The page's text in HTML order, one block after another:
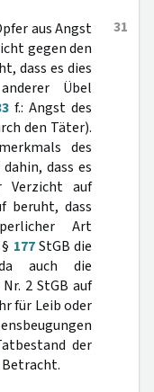
31
aus Angst
gegen den
dass es dies
Übel
f.: Angst des
den Täter).
des
dass es
Verzicht auf
beruht, dass
Art
177StGB die
auch die
2 StGB auf
für Leib oder
der
Betracht.